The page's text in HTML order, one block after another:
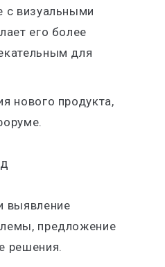
с визуальными
его более
для
нового продукта,
выявление
предложение
решения.